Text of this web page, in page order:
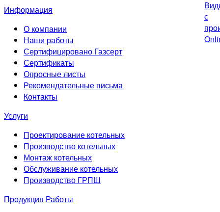
Информация
О компании
Наши работы
Сертифицировано Газсерт
Сертификаты
Опросные листы
Рекомендательные письма
Контакты
Услуги
Проектирование котельных
Производство котельных
Монтаж котельных
Обслуживание котельных
Производство ГРПШ
Продукция Работы